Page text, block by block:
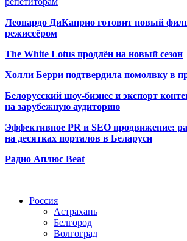
Леонардо ДиКаприо готовит новый
режиссёром
The White Lotus продлён на новый сезон
Холли Берри подтвердила помолвку в
Белорусский шоу-бизнес и экспорт
на зарубежную аудиторию
Эффективное PR и SEO продвижение:
на десятках порталов в Беларуси
Радио Аплюс Beat
Россия
Астрахань
Белгород
Волгоград